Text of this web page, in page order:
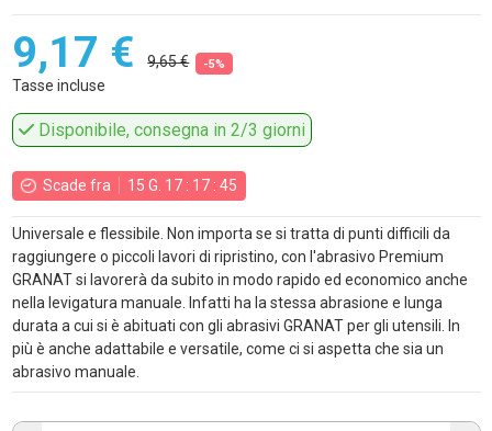
9,17 € 9,65 € -5%
Tasse incluse
Disponibile, consegna in 2/3 giorni
Scade fra 15 G. 17: 17: 45
Universale e flessibile. Non importa se si tratta di punti difficili da
raggiungere o piccoli lavori di ripristino, con l'abrasivo Premium
GRANAT si lavorerà da subito in modo rapido ed economico anche
nella levigatura manuale. Infatti ha la stessa abrasione e lunga
durata a cui si è abituati con gli abrasivi GRANAT per gli utensili. In
più è anche adattabile e versatile, come ci si aspetta che sia un
abrasivo manuale.